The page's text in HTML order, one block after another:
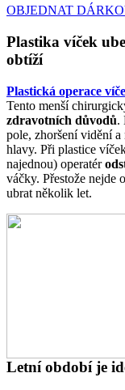
OBJEDNAT
Plastika víček
obtíží
Plastická operace
Tento menší
zdravotních důvodů.
pole, zhoršení vidění a
hlavy. Při plastice
najednou) operatér
váčky. Přestože nejde
ubrat několik let.
Letní období je